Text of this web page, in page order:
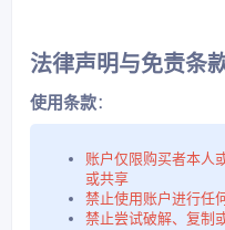
法律声明与免责条
使用条款：
账户仅限购买者本人
或共享
禁止使用账户进行任
禁止尝试破解、复制